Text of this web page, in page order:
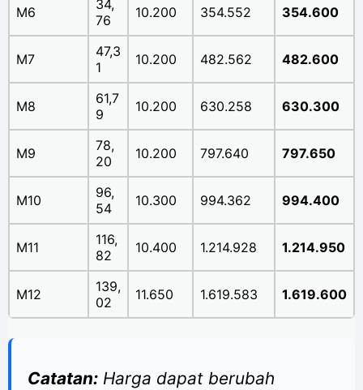
M6
34,
76
10.200 354.552 354.600
M7
47,3
1
10.200 482.562 482.600
M8
61,7
9
10.200 630.258 630.300
M9
78,
20
10.200 797.640 797.650
M10
96,
54
10.300 994.362 994.400
M11
116,
82
10.400 1.214.928 1.214.950
M12
139,
02
11.650 1.619.583 1.619.600
Catatan: Harga dapat berubah